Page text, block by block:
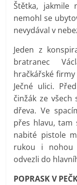
Štětka, jakmile
nemohl se
nevydával v
Jeden z
bratranec
hračkářské
Ječné ulici.
činžák ze
dřeva. Ve
přes hlavu, tam
nabité pistole
rukou i nohou
odvezli do
POPRASK V